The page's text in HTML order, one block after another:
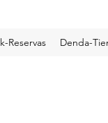
Reservas Denda-